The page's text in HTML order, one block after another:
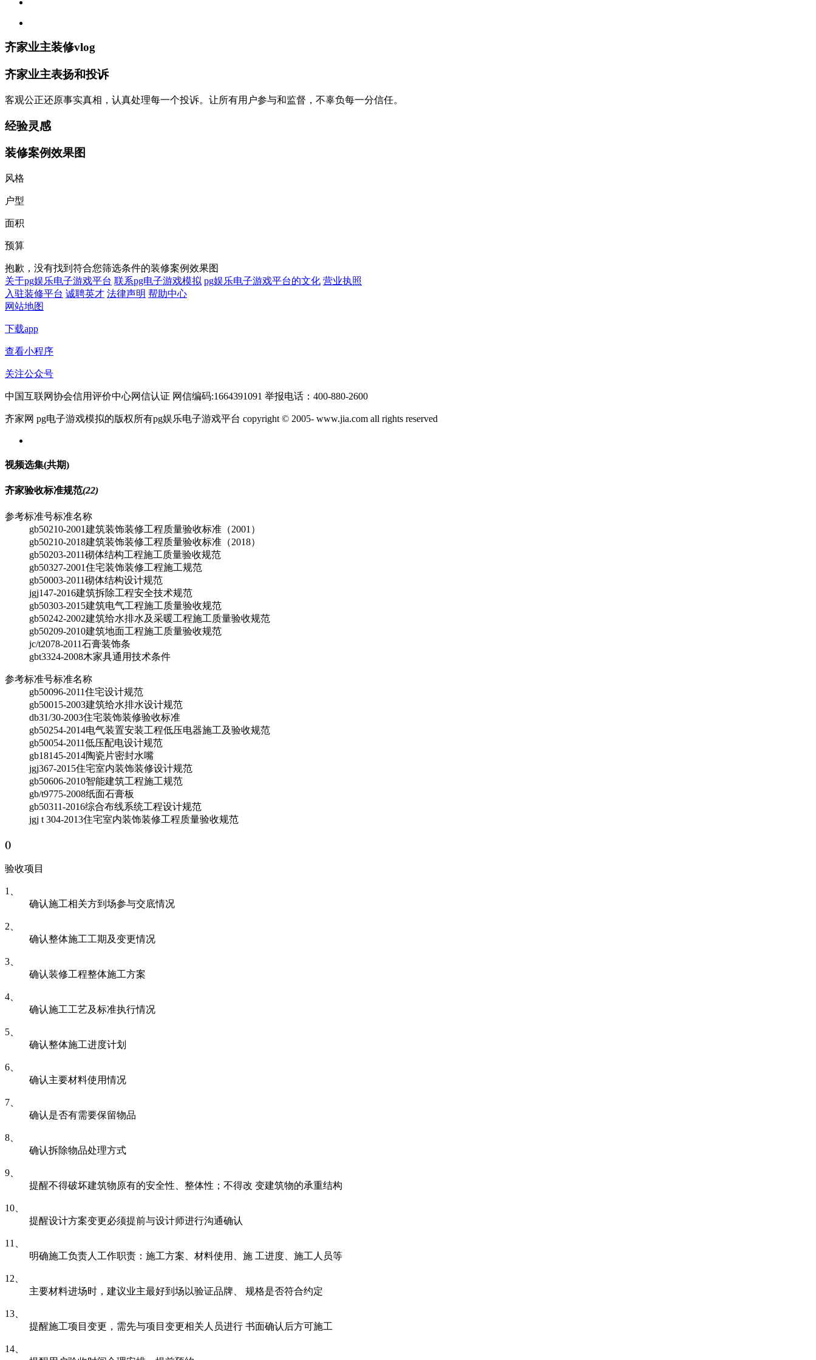
齐家业主装修vlog
齐家业主表扬和投诉
客观公正还原事实真相，认真处理每一个投诉。让所有用户参与和监督，不辜负每一分信任。
经验灵感
装修案例效果图
风格
户型
面积
预算
抱歉，没有找到符合您筛选条件的装修案例效果图
关于pg娱乐电子游戏平台 联系pg电子游戏模拟 pg娱乐电子游戏平台的文化 营业执照
入驻装修平台 诚聘英才 法律声明 帮助中心
网站地图
下载app
查看小程序
关注公众号
中国互联网协会信用评价中心网信认证 网信编码:1664391091 举报电话：400-880-2600
齐家网 pg电子游戏模拟的版权所有pg娱乐电子游戏平台 copyright © 2005- www.jia.com all rights reserved
视频选集(共期)
齐家验收标准规范(22)
参考标准号标准名称
gb50210-2001建筑装饰装修工程质量验收标准（2001）
gb50210-2018建筑装饰装修工程质量验收标准（2018）
gb50203-2011砌体结构工程施工质量验收规范
gb50327-2001住宅装饰装修工程施工规范
gb50003-2011砌体结构设计规范
jgj147-2016建筑拆除工程安全技术规范
gb50303-2015建筑电气工程施工质量验收规范
gb50242-2002建筑给水排水及采暖工程施工质量验收规范
gb50209-2010建筑地面工程施工质量验收规范
jc/t2078-2011石膏装饰条
gbt3324-2008木家具通用技术条件
参考标准号标准名称
gb50096-2011住宅设计规范
gb50015-2003建筑给水排水设计规范
db31/30-2003住宅装饰装修验收标准
gb50254-2014电气装置安装工程低压电器施工及验收规范
gb50054-2011低压配电设计规范
gb18145-2014陶瓷片密封水嘴
jgj367-2015住宅室内装饰装修设计规范
gb50606-2010智能建筑工程施工规范
gb/t9775-2008纸面石膏板
gb50311-2016综合布线系统工程设计规范
jgj t 304-2013住宅室内装饰装修工程质量验收规范
()
验收项目
1、
确认施工相关方到场参与交底情况
2、
确认整体施工工期及变更情况
3、
确认装修工程整体施工方案
4、
确认施工工艺及标准执行情况
5、
确认整体施工进度计划
6、
确认主要材料使用情况
7、
确认是否有需要保留物品
8、
确认拆除物品处理方式
9、
提醒不得破坏建筑物原有的安全性、整体性；不得改 变建筑物的承重结构
10、
提醒设计方案变更必须提前与设计师进行沟通确认
11、
明确施工负责人工作职责：施工方案、材料使用、施 工进度、施工人员等
12、
主要材料进场时，建议业主最好到场以验证品牌、 规格是否符合约定
13、
提醒施工项目变更，需先与项目变更相关人员进行 书面确认后方可施工
14、